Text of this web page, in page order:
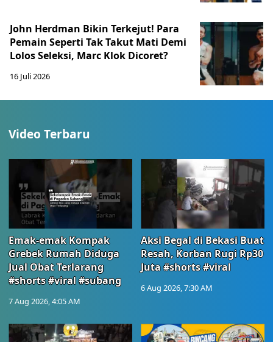
John Herdman Bikin Terkejut! Para
Pemain Seperti Tak Takut Mati Demi
Lolos Seleksi, Marc Klok Dicoret?
16 Juli 2026
Video Terbaru
Emak-emak Kompak
Grebek Rumah Diduga
Jual Obat Terlarang
#shorts #viral #subang
7 Aug 2026, 4:05 AM
Aksi Begal di Bekasi Buat
Resah, Korban Rugi Rp30
Juta #shorts #viral
6 Aug 2026, 7:30 AM